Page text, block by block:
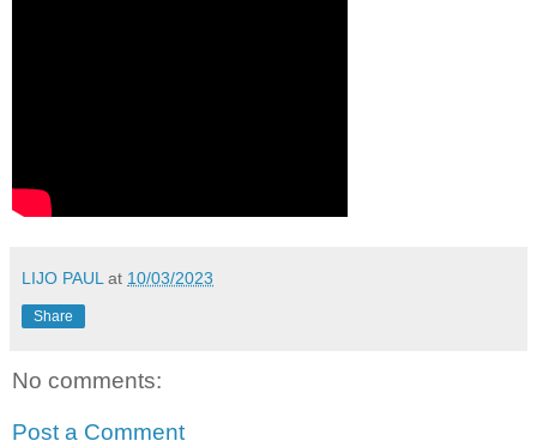
LIJO PAUL at 10/03/2023
Share
No comments:
Post a Comment